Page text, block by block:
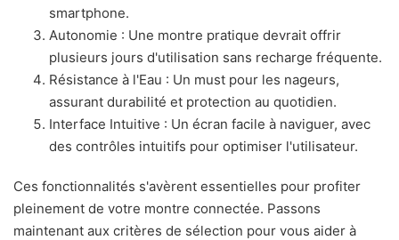
smartphone.
Autonomie : Une montre pratique devrait offrir
plusieurs jours d'utilisation sans recharge fréquente.
Résistance à l'Eau : Un must pour les nageurs,
assurant durabilité et protection au quotidien.
Interface Intuitive : Un écran facile à naviguer, avec
des contrôles intuitifs pour optimiser l'utilisateur.
Ces fonctionnalités s'avèrent essentielles pour profiter
pleinement de votre montre connectée. Passons
maintenant aux critères de sélection pour vous aider à